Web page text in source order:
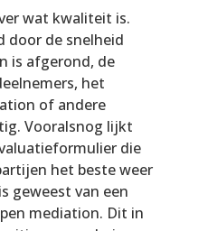
wat kwaliteit is.
door de snelheid
is afgerond, de
het
of andere
Vooralsnog lijkt
die
het beste weer
geweest van een
mediation. Dit in